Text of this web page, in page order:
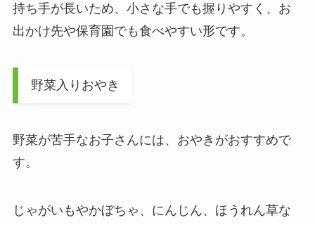
持ち手が長いため、小さな手でも握りやすく、お
出かけ先や保育園でも食べやすい形です。
野菜入りおやき
野菜が苦手なお子さんには、おやきがおすすめで
す。
じゃがいもやかぼちゃ、にんじん、ほうれん草な